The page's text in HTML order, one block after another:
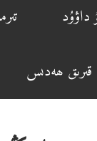
داۋۇد
قىرىق ھەدىس